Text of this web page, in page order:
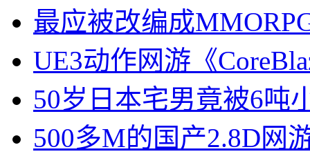
最应被改编成
UE3动作网游《
50岁日本宅男竟被6吨
500多M的国产2.8D网